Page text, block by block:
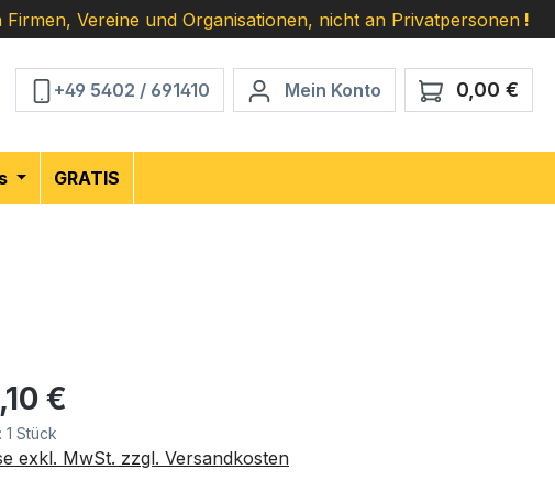
Vereine und Organisationen, nicht an Privatpersonen !
+49 5402 / 691410 Mein Konto 0,00 €
GRATIS
Preis:
€
1 Stück
exkl. MwSt. zzgl. Versandkosten